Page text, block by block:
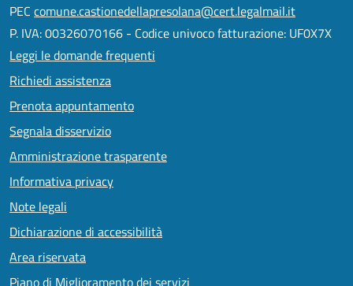
PEC comune.castionedellapresolana@cert.legalmail.it
P. IVA: 00326070166 - Codice univoco fatturazione: UF0X7X
Leggi le domande frequenti
Richiedi assistenza
Prenota appuntamento
Segnala disservizio
Amministrazione trasparente
Informativa privacy
Note legali
Dichiarazione di accessibilità
Area riservata
Piano di Miglioramento dei servizi